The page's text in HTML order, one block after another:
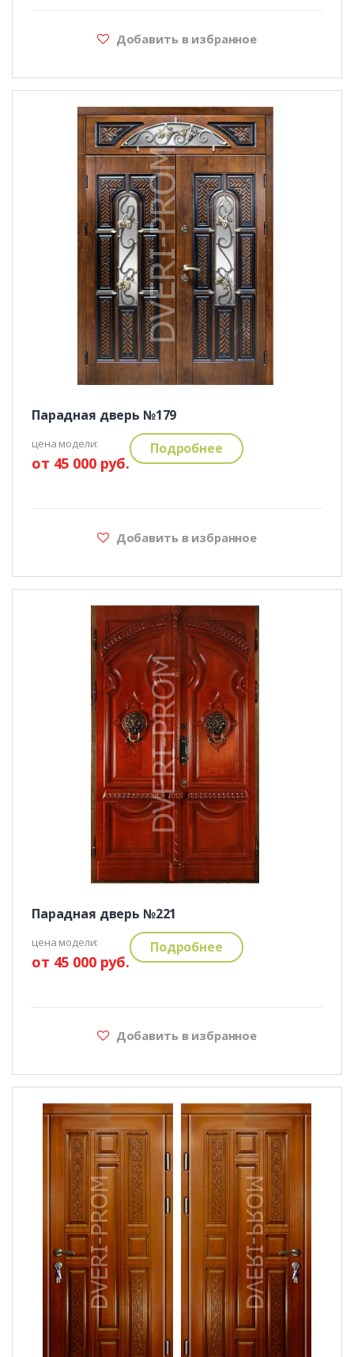
Добавить в избранное
Парадная дверь №179
цена модели:
от 45 000 руб.
Подробнее
Добавить в избранное
Парадная дверь №221
цена модели:
от 45 000 руб.
Подробнее
Добавить в избранное